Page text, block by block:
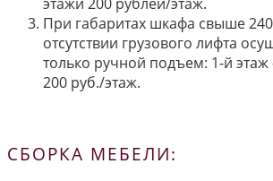
При габаритах шкафа свыше
отсутствии грузового лифта
только ручной подъем: 1-й этаж
200 руб./этаж.
СБОРКА МЕБЕЛИ: